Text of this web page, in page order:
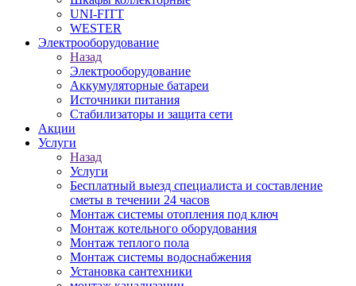
UNI-FITT
WESTER
Электрооборудование
Назад
Электрооборудование
Аккумуляторные батареи
Источники питания
Стабилизаторы и защита сети
Акции
Услуги
Назад
Услуги
Бесплатный выезд специалиста и составление
сметы в течении 24 часов
Монтаж системы отопления под ключ
Монтаж котельного оборудования
Монтаж теплого пола
Монтаж системы водоснабжения
Установка сантехники